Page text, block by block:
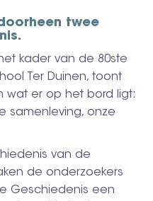
twee
kader van de 80ste
Ter Duinen, toont
wat er op het bord ligt:
samenleving, onze
van de
de onderzoekers
Geschiedenis een